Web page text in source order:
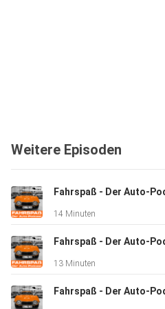
Weitere Episoden
Fahrspaß - Der Auto-
14 Minuten
Fahrspaß - Der Auto-
13 Minuten
Fahrspaß - Der Auto-